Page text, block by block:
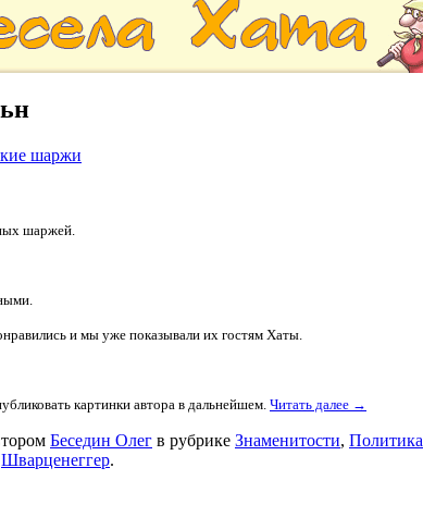
шаржи
шаржей.
и мы уже показывали их гостям Хаты.
картинки автора в дальнейшем. Читать далее →
Беседин Олег в рубрике Знаменитости, Политика
Шварценеггер.